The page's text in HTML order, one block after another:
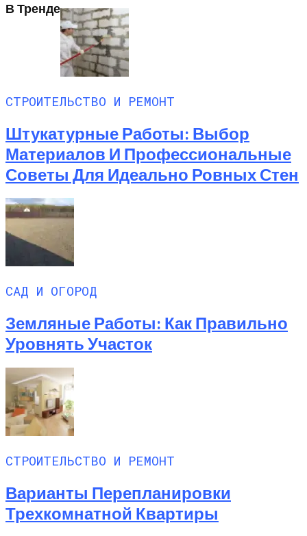
В Тренде
СТРОИТЕЛЬСТВО И РЕМОНТ
Штукатурные Работы: Выбор
Материалов И Профессиональные
Советы Для Идеально Ровных Стен
САД И ОГОРОД
Земляные Работы: Как Правильно
Уровнять Участок
СТРОИТЕЛЬСТВО И РЕМОНТ
Варианты Перепланировки
Трехкомнатной Квартиры